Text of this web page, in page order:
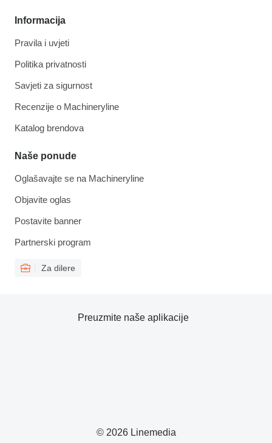
Informacija
Pravila i uvjeti
Politika privatnosti
Savjeti za sigurnost
Recenzije o Machineryline
Katalog brendova
Naše ponude
Oglašavajte se na Machineryline
Objavite oglas
Postavite banner
Partnerski program
Za dilere
© 2026 Linemedia
Preuzmite naše aplikacije